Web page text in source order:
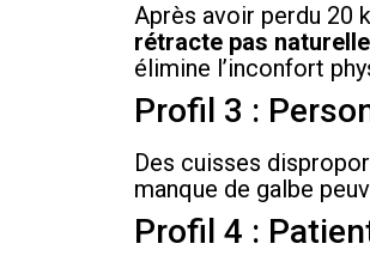
Après avoir perdu 20
rétracte pas
élimine l’inconfort
Profil 3 :
Des cuisses
manque de galbe
Profil 4 :